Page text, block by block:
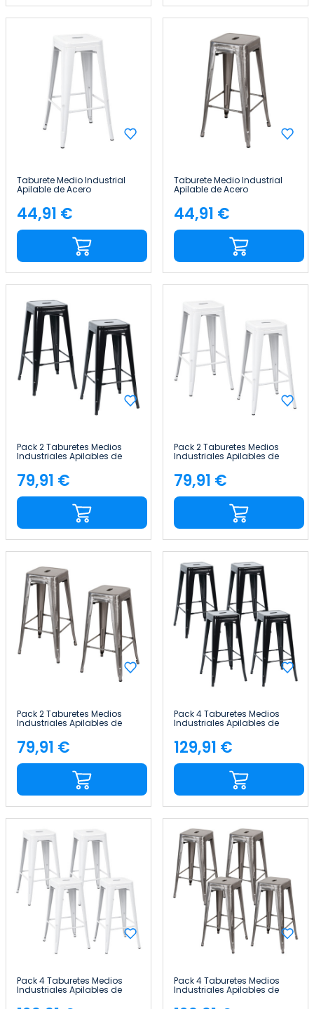
Taburete Medio Industrial
Apilable de Acero
43x43x76cm Thinia Home
Precio
44,91 €
Taburete Medio Industrial
Apilable de Acero
43x43x76cm Thinia Home
Precio
44,91 €
Pack 2 Taburetes Medios
Industriales Apilables de
Acero 43x43x76cm Thinia
Home
Precio
79,91 €
Pack 2 Taburetes Medios
Industriales Apilables de
Acero 43x43x76cm Thinia
Home
Precio
79,91 €
Pack 2 Taburetes Medios
Industriales Apilables de
Acero 43x43x76cm Thinia
Home
Precio
79,91 €
Pack 4 Taburetes Medios
Industriales Apilables de
Acero 43x43x76cm Thinia
Home
Precio
129,91 €
Pack 4 Taburetes Medios
Industriales Apilables de
Acero 43x43x76cm Thinia
Pack 4 Taburetes Medios
Industriales Apilables de
Acero 43x43x76cm Thinia